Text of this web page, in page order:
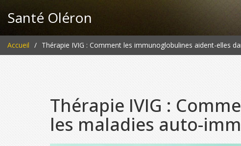
Santé Oléron
Accueil Thérapie IVIG : Comment les immunoglobulines aident-elles
Thérapie IVIG :
les maladies auto-